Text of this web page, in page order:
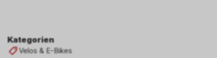
Kategorien
Velos & E-Bikes